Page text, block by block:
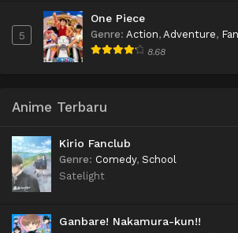
5
One Piece
Genre: Action, Adventure,
8.68
Anime Terbaru
Kirio Fanclub
Genre: Comedy, School
Satelight
Ganbare! Nakamura-kun!!